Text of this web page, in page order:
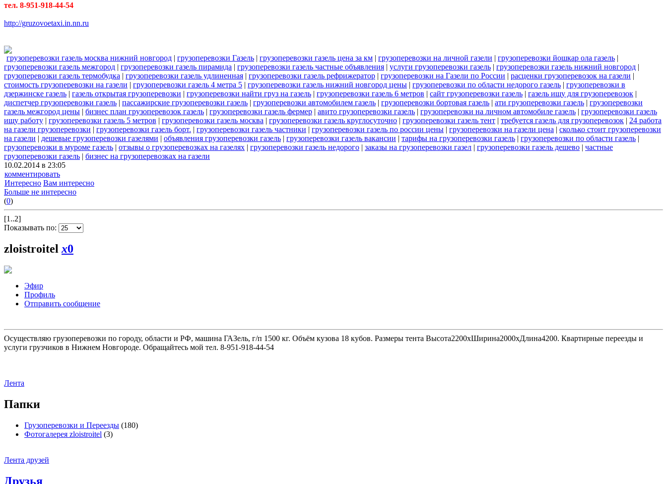
тел. 8-951-918-44-54
http://gruzovoetaxi.in.nn.ru
грузоперевозки газель москва нижний новгород | грузоперевозки Газель | грузоперевозки газель цена за км | грузоперевозки на личной газели | грузоперевозки йошкар ола газель |
грузоперевозки газель межгород | грузоперевозки газель пирамида | грузоперевозки газель частные объявления | услуги грузоперевозки газель | грузоперевозки газель нижний новгород |
грузоперевозки газель термобудка | грузоперевозки газель удлиненная | грузоперевозки газель рефрижератор | грузоперевозки на Газели по России | расценки грузоперевозок на газели |
стоимость грузоперевозки на газели | грузоперевозки газель 4 метра 5 | грузоперевозки газель нижний новгород цены | грузоперевозки по области недорого газель | грузоперевозки в
дзержинске газель | газель открытая грузоперевозки | грузоперевозки найти груз на газель | грузоперевозки газель 6 метров | сайт грузоперевозки газель | газель ищу для грузоперевозок |
диспетчер грузоперевозки газель | пассажирские грузоперевозки газель | грузоперевозки автомобилем газель | грузоперевозки бортовая газель | ати грузоперевозки газель | грузоперевозки
газель межгород цены | бизнес план грузоперевозок газель | грузоперевозки газель фермер | авито грузоперевозки газель | грузоперевозки на личном автомобиле газель | грузоперевозки газель
ищу работу | грузоперевозки газель 5 метров | грузоперевозки газель москва | грузоперевозки газель круглосуточно | грузоперевозки газель тент | требуется газель для грузоперевозок | 24 работа
на газели грузоперевозки | грузоперевозки газель борт. | грузоперевозки газель частники | грузоперевозки газель по россии цены | грузоперевозки на газели цена | сколько стоит грузоперевозки
на газели | дешевые грузоперевозки газелями | объявления грузоперевозки газель | грузоперевозки газель вакансии | тарифы на грузоперевозки газель | грузоперевозки по области газель |
грузоперевозки в муроме газель | отзывы о грузоперевозках на газелях | грузоперевозки газель недорого | заказы на грузоперевозки газел | грузоперевозки газель дешево | частные
грузоперевозки газель | бизнес на грузоперевозках на газели
10.02.2014 в 23:05
комментировать
Интересно Вам интересно
Больше не интересно
(0)
[1..2]
Показывать по:
zloistroitelx0
Эфир
Профиль
Отправить сообщение
Осуществляю грузоперевозки по городу, области и РФ, машина ГАЗель, г/п 1500 кг. Объём кузова 18 кубов. Размеры тента Высота2200хШирина2000хДлина4200. Квартирные переезды и
услуги грузчиков в Нижнем Новгороде. Обращайтесь мой тел. 8-951-918-44-54
Лента
Папки
Грузоперевозки и Переезды (180)
Фотогалерея zloistroitel (3)
Лента друзей
Друзья